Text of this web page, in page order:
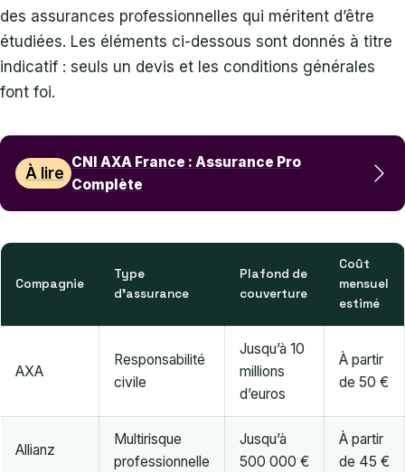
des assurances professionnelles qui méritent d’être
étudiées. Les éléments ci-dessous sont donnés à titre
indicatif : seuls un devis et les conditions générales
font foi.
À lire
CNI AXA France : Assurance Pro
Complète
Compagnie
Type
d’assurance
Plafond de
couverture
Coût
mensuel
estimé
AXA
Responsabilité
civile
Jusqu’à 10
millions
d’euros
À partir
de 50 €
Allianz
Multirisque
professionnelle
Jusqu’à
500 000 €
À partir
de 45 €